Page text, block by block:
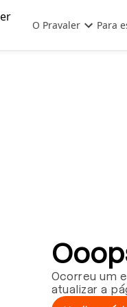
O Pravaler Para
Ocorreu um
atualizar a